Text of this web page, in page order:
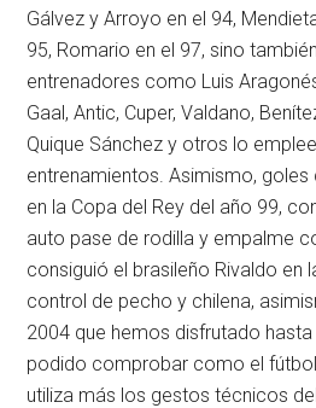
Gálvez y Arroyo en el 94,
95, Romario en el 97, sino
entrenadores como Luis
Gaal, Antic, Cuper, Valdano,
Quique Sánchez y otros lo
entrenamientos. Asimismo,
en la Copa del Rey del año 99,
auto pase de rodilla y empalme
consiguió el brasileño Rivaldo en
control de pecho y chilena,
2004 que hemos disfrutado
podido comprobar como el
utiliza más los gestos técnicos